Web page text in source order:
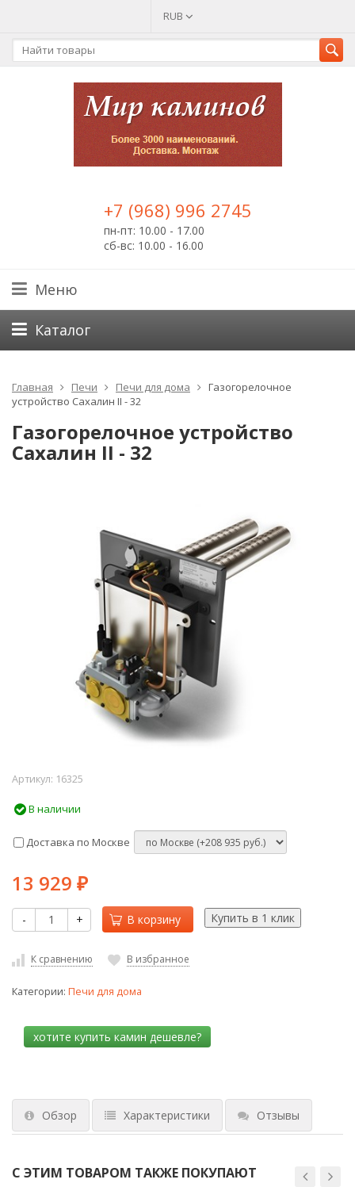
RUB
+7 (968) 996 2745
пн-пт: 10.00 - 17.00
сб-вс: 10.00 - 16.00
Меню
Каталог
Главная Печи Печи для дома
Газогорелочное
устройство Сахалин II - 32
Газогорелочное устройство
Сахалин II - 32
Артикул: 16325
В наличии
Доставка по Москве
13 929 ₽
- + В корзину
К сравнению В избранное
Категории: Печи для дома
Обзор Характеристики Отзывы
С ЭТИМ ТОВАРОМ ТАКЖЕ ПОКУПАЮТ